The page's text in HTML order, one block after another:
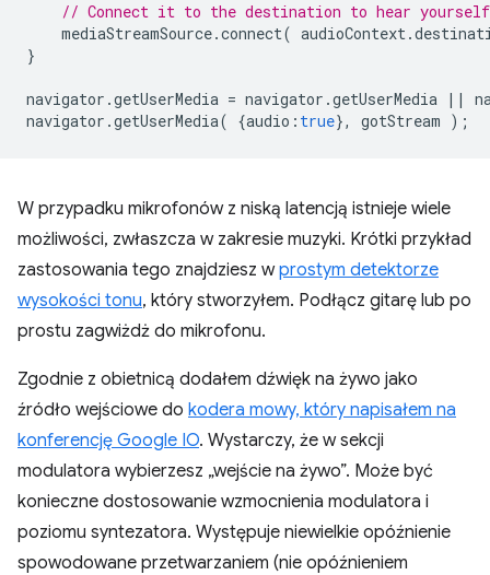
// Connect it to the destination to hear
mediaStreamSource.connect( audioContext.
}
navigator .getUserMedia = navigator .getUserMedia ||
navigator .getUserMedia( {audio : true}, gotStream );
W przypadku mikrofonów z niską latencją istnieje wiele
możliwości, zwłaszcza w zakresie muzyki. Krótki przykład
zastosowania tego znajdziesz wprostym detektorze
wysokości tonu, który stworzyłem. Podłącz gitarę lub po
prostu zagwiżdż do mikrofonu.
Zgodnie z obietnicą dodałem dźwięk na żywo jako
źródło wejściowe do kodera mowy, który napisałem na
konferencję Google IO. Wystarczy, że w sekcji
modulatora wybierzesz „wejście na żywo”. Może być
konieczne dostosowanie wzmocnienia modulatora i
poziomu syntezatora. Występuje niewielkie opóźnienie
spowodowane przetwarzaniem (nie opóźnieniem